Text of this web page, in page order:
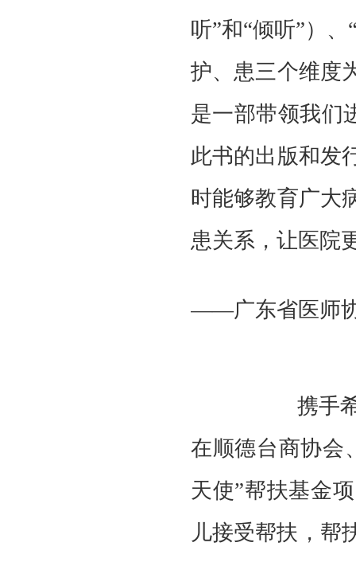
听”和“倾听”）
护、患三个维度
是一部带领我们
此书的出版和发
时能够教育广大
患关系，让医院
——广东省医师
携手
在顺德台商协会
天使”帮扶基金
儿接受帮扶，帮